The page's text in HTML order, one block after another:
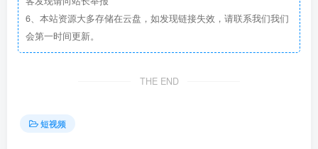
6、本站资源大多存储在云盘，如发现链接失效，请联系我们我们
会第一时间更新。
THE END
短视频